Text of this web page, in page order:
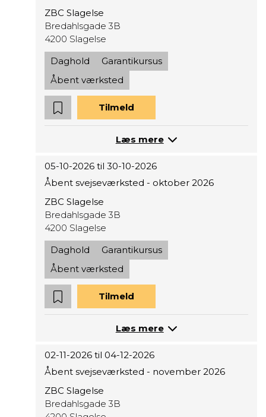
ZBC Slagelse
Bredahlsgade 3B
4200 Slagelse
Daghold
Garantikursus
Åbent værksted
Tilmeld
Læs mere
05-10-2026 til 30-10-2026
Åbent svejseværksted - oktober 2026
ZBC Slagelse
Bredahlsgade 3B
4200 Slagelse
Daghold
Garantikursus
Åbent værksted
Tilmeld
Læs mere
02-11-2026 til 04-12-2026
Åbent svejseværksted - november 2026
ZBC Slagelse
Bredahlsgade 3B